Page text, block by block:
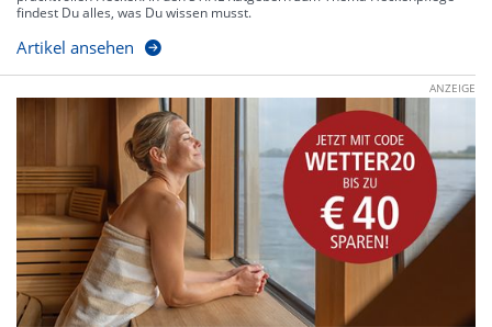
findest Du alles, was Du wissen musst.
Artikel ansehen
ANZEIGE